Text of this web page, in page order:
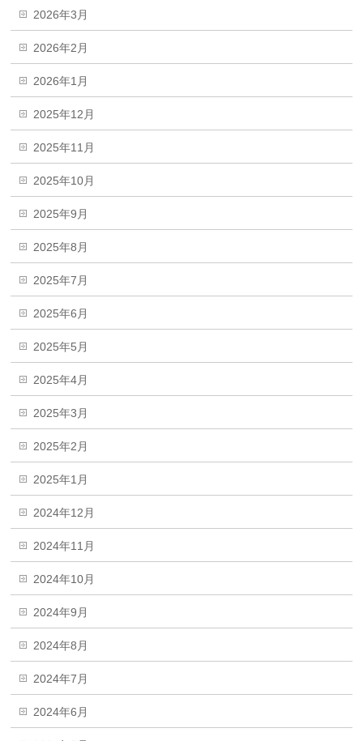
2026年3月
2026年2月
2026年1月
2025年12月
2025年11月
2025年10月
2025年9月
2025年8月
2025年7月
2025年6月
2025年5月
2025年4月
2025年3月
2025年2月
2025年1月
2024年12月
2024年11月
2024年10月
2024年9月
2024年8月
2024年7月
2024年6月